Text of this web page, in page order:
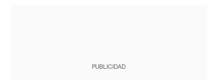
PUBLICIDAD